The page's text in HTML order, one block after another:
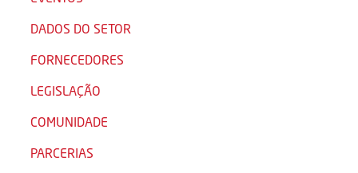
DADOS DO SETOR
FORNECEDORES
LEGISLAÇÃO
COMUNIDADE
PARCERIAS